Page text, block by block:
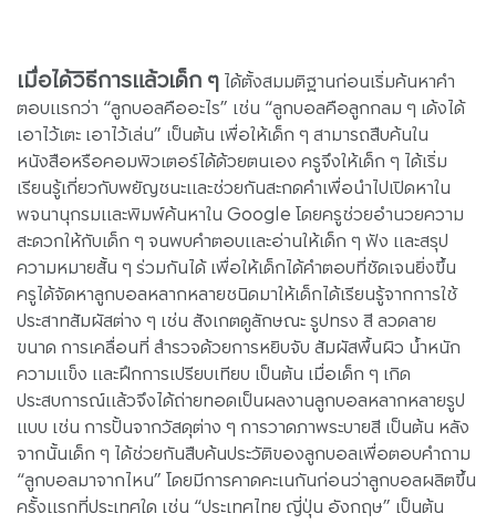
เมื่อได้วิธีการแล้วเด็ก ๆได้ตั้งสมมติฐานก่อนเริ่มค้นหาคำ
ตอบแรกว่า “ลูกบอลคืออะไร” เช่น “ลูกบอลคือลูกกลม ๆ เด้งได้
เอาไว้เตะ เอาไว้เล่น” เป็นต้น เพื่อให้เด็ก ๆ สามารถสืบค้นใน
หนังสือหรือคอมพิวเตอร์ได้ด้วยตนเอง ครูจึงให้เด็ก ๆ ได้เริ่ม
เรียนรู้เกี่ยวกับพยัญชนะและช่วยกันสะกดคำเพื่อนำไปเปิดหาใน
พจนานุกรมและพิมพ์ค้นหาใน Google โดยครูช่วยอำนวยความ
สะดวกให้กับเด็ก ๆ จนพบคำตอบและอ่านให้เด็ก ๆ ฟัง และสรุป
ความหมายสั้น ๆ ร่วมกันได้ เพื่อให้เด็กได้คำตอบที่ชัดเจนยิ่งขึ้น
ครูได้จัดหาลูกบอลหลากหลายชนิดมาให้เด็กได้เรียนรู้จากการใช้
ประสาทสัมผัสต่าง ๆ เช่น สังเกตดูลักษณะ รูปทรง สี ลวดลาย
ขนาด การเคลื่อนที่ สำรวจด้วยการหยิบจับ สัมผัสพื้นผิว น้ำหนัก
ความแข็ง และฝึกการเปรียบเทียบ เป็นต้น เมื่อเด็ก ๆ เกิด
ประสบการณ์แล้วจึงได้ถ่ายทอดเป็นผลงานลูกบอลหลากหลายรูป
แบบ เช่น การปั้นจากวัสดุต่าง ๆ การวาดภาพระบายสี เป็นต้น หลัง
จากนั้นเด็ก ๆ ได้ช่วยกันสืบค้นประวัติของลูกบอลเพื่อตอบคำถาม
“ลูกบอลมาจากไหน” โดยมีการคาดคะเนกันก่อนว่าลูกบอลผลิตขึ้น
ครั้งแรกที่ประเทศใด เช่น “ประเทศไทย ญี่ปุ่น อังกฤษ” เป็นต้น